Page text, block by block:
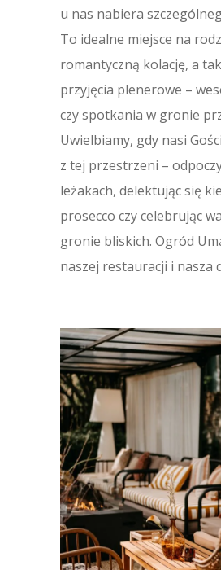
u nas nabiera
To idealne miejsce na
romantyczną kolację, a
przyjęcia plenerowe –
czy spotkania w gronie
Uwielbiamy, gdy nasi
z tej przestrzeni –
leżakach, delektując się
prosecco czy celebrując
gronie bliskich. Ogród
naszej restauracji i nasza